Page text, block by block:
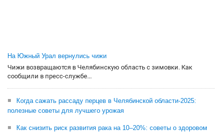
На Южный Урал вернулись чижи
Чижи возвращаются в Челябинскую область с зимовки. Как
сообщили в пресс-службе...
Когда сажать рассаду перцев в Челябинской области-2025:
полезные советы для лучшего урожая
Как снизить риск развития рака на 10–20%: советы о здоровом